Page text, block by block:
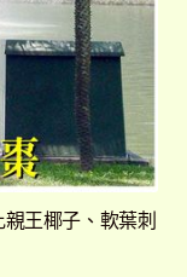
王椰子、軟葉刺